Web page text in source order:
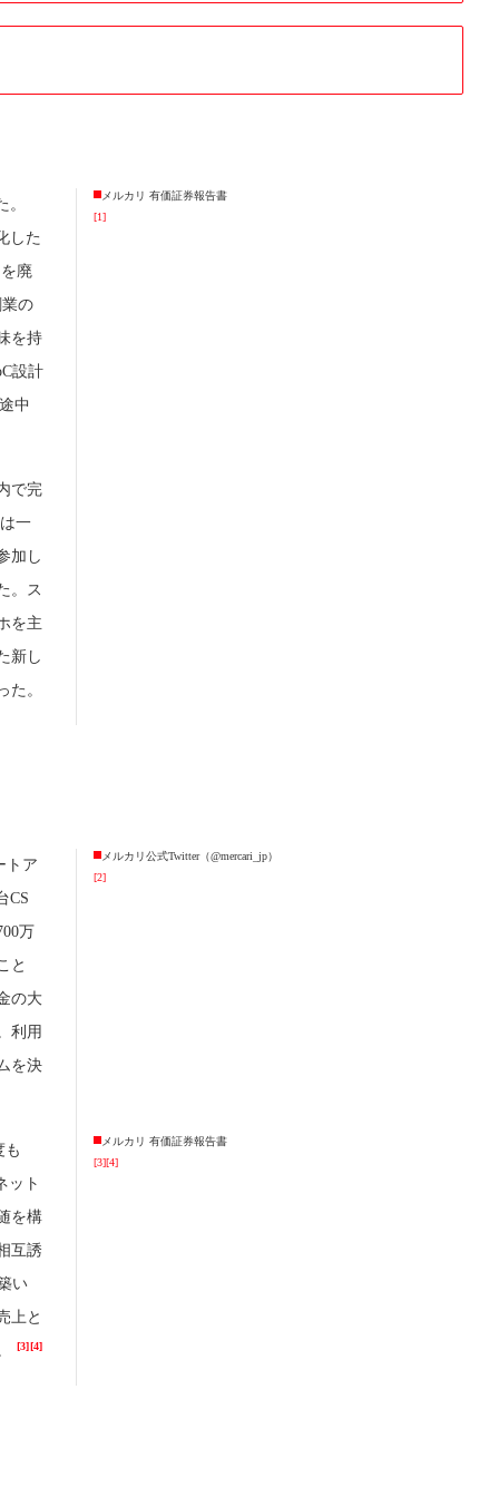
。
した
廃
の
を持
設計
中
メルカリ 有価証券報告書
[1]
で完
一
加し
。ス
を主
新し
た。
トア
CS
万
と
の大
利用
を決
メルカリ公式Twitter（@mercari_jp）
[2]
も
ット
を構
互誘
い
上と
[3][4]
メルカリ 有価証券報告書
[3][4]